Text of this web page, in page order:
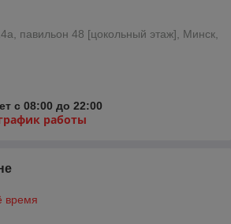
павильон 48 [цокольный этаж], Минск,
с 08:00 до 22:00
работы
время